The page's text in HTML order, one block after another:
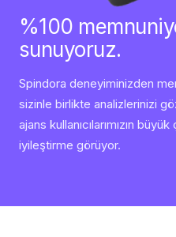
%100
sunuyoruz.
Spindora deneyiminizden
sizinle birlikte analizlerinizi
ajans kullanıcılarımızın
iyileştirme görüyor.